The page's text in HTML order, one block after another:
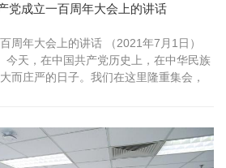
党成立一百周年大会上的讲话
周年大会上的讲话 （2021年7月1日）
今天，在中国共产党历史上，在中华民族
而庄严的日子。我们在这里隆重集会，
向全体中国共产党员致以节日的热烈祝